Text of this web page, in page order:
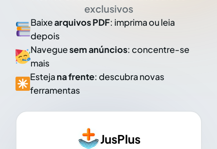
exclusivos
Baixearquivos PDF: imprima ou leia
depois
Naveguesem anúncios: concentre-se
mais
Esteja na frente: descubra novas
ferramentas
JusPlus